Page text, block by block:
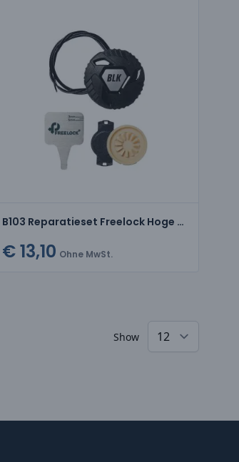
B103 Reparatieset Freelock Hoge Winter Veiligheidsschoenen
€ 13,10 Ohne MwSt.
Show